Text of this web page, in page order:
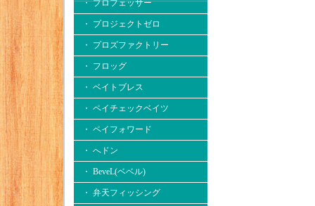
・ プロフェッサー
・ プロジェクトゼロ
・ プロズファクトリー
・ フロッグ
・ ベイトブレス
・ ペイチェックベイツ
・ ペイフォワード
・ へドン
・ BeveL(ベベル)
・ 弁天フィッシング